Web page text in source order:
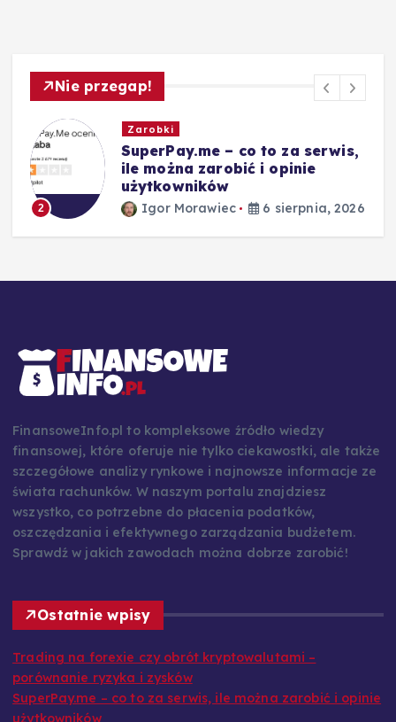
Nie przegap!
Zarobki
Ile zarabiają brygadziści:
średnie pensje i widełki
Igor Morawiec
finansowej, które oferuje nie tylko ciekawostki, ale także
szczegółowe analizy rynkowe i najnowsze informacje ze
świata rachunków. W naszym portalu znajdziesz
wszystko, co potrzebne do płacenia podatków,
oszczędzania i efektywnego zarządzania budżetem.
Sprawdź w jakich zawodach można dobrze zarobić!
Ostatnie wpisy
porównanie ryzyka i zysków
SuperPay.me – co to za serwis, ile można zarobić i opinie
użytkowników